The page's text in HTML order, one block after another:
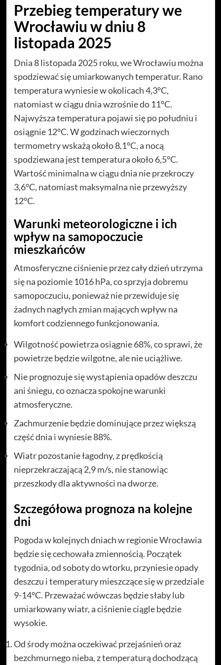
Przebieg temperatury we
Wrocławiu w dniu 8
listopada 2025
Dnia 8 listopada 2025 roku, we Wrocławiu można
spodziewać się umiarkowanych temperatur. Rano
temperatura wyniesie w okolicach 4,3°C,
natomiast w ciągu dnia wzrośnie do 11°C.
Najwyższa temperatura pojawi się po południu i
osiągnie 12°C. W godzinach wieczornych
termometry wskażą około 8,1°C, a nocą
spodziewana jest temperatura około 6,5°C.
Wartość minimalna w ciągu dnia nie przekroczy
3,6°C, natomiast maksymalna nie przewyższy
12°C.
Warunki meteorologiczne i ich
wpływ na samopoczucie
mieszkańców
Atmosferyczne ciśnienie przez cały dzień utrzyma
się na poziomie 1016 hPa, co sprzyja dobremu
samopoczuciu, ponieważ nie przewiduje się
żadnych nagłych zmian mających wpływ na
komfort codziennego funkcjonowania.
Wilgotność powietrza osiągnie 68%, co sprawi, że
powietrze będzie wilgotne, ale nie uciążliwe.
Nie prognozuje się wystąpienia opadów deszczu
ani śniegu, co oznacza spokojne warunki
atmosferyczne.
Zachmurzenie będzie dominujące przez większą
część dnia i wyniesie 88%.
Wiatr pozostanie łagodny, z prędkością
nieprzekraczającą 2,9 m/s, nie stanowiąc
przeszkody dla aktywności na dworze.
Szczegółowa prognoza na kolejne
dni
Pogoda w kolejnych dniach w regionie Wrocławia
będzie się cechowała zmiennością. Początek
tygodnia, od soboty do wtorku, przyniesie opady
deszczu i temperatury mieszczące się w przedziale
9-14°C. Przeważać wówczas będzie słaby lub
umiarkowany wiatr, a ciśnienie ciągle będzie
wysokie.
Od środy można oczekiwać przejaśnień oraz
bezchmurnego nieba, z temperaturą dochodzącą